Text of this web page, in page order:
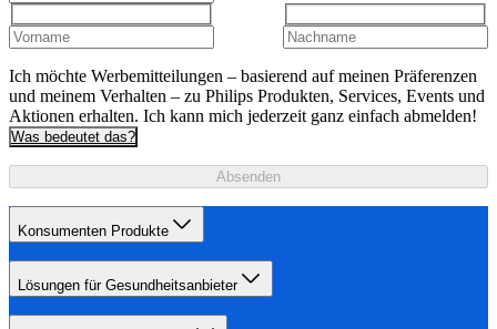
Ich möchte Werbemitteilungen – basierend auf meinen Präferenzen
und meinem Verhalten – zu Philips Produkten, Services, Events und
Aktionen erhalten. Ich kann mich jederzeit ganz einfach abmelden!
Was bedeutet das?
Absenden
Konsumenten Produkte
Lösungen für Gesundheitsanbieter